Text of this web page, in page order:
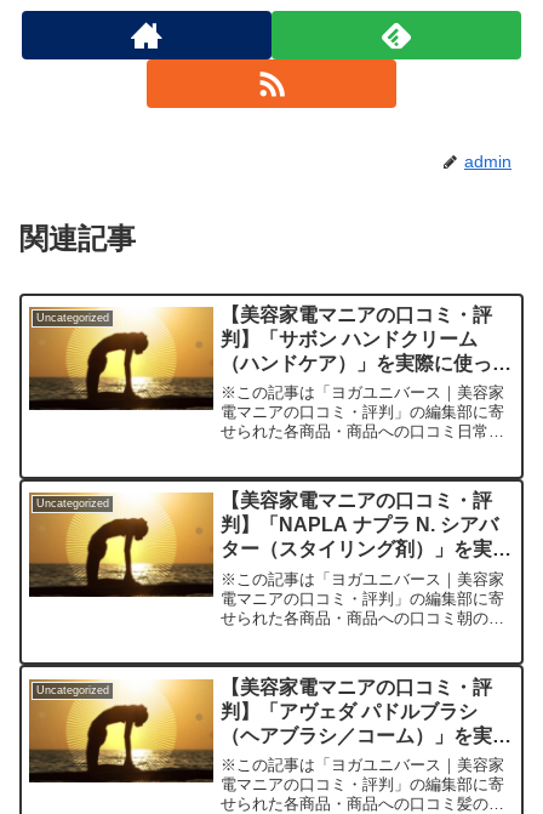
admin
関連記事
Uncategorized
【美容家電マニアの口コミ・評
判】「サボン ハンドクリーム
（ハンドケア）」を実際に使って
みた正直感想
※この記事は「ヨガユニバース｜美容家
電マニアの口コミ・評判」の編集部に寄
せられた各商品・商品への口コミ日常の
ドラッグストアのハンドクリームでは香
りが物足りないし、ベタつ...
Uncategorized
【美容家電マニアの口コミ・評
判】「NAPLA ナプラ N. シアバ
ター（スタイリング剤）」を実際
に使ってみた正直感想
※この記事は「ヨガユニバース｜美容家
電マニアの口コミ・評判」の編集部に寄
せられた各商品・商品への口コミ朝のヘ
リング剤が見つからず、ついマンネリ化
した髪型で1日を過ごすこ...
Uncategorized
【美容家電マニアの口コミ・評
判】「アヴェダ パドルブラシ
（ヘアブラシ／コーム）」を実際
に使ってみた正直感想
※この記事は「ヨガユニバース｜美容家
電マニアの口コミ・評判」の編集部に寄
せられた各商品・商品への口コミ髪のパ